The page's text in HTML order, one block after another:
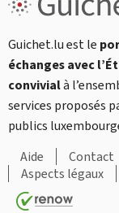
Guichet.lu est le
échanges avec
convivialà
services proposés
publics
Aide
Contact
Aspects légaux